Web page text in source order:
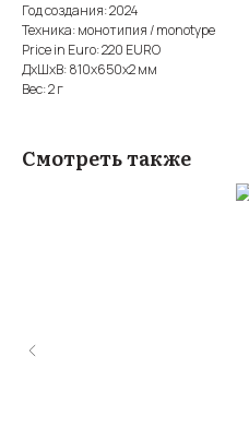
Год создания: 2024
Техника: монотипия / monotype
Price in Euro: 220 EURO
ДxШxВ: 810x650x2 мм
Вес: 2 г
Смотреть также